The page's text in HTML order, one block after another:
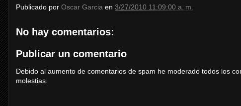
Publicado por Oscar Garcia en 3/27/2010 11:09:00 a. m.
No hay comentarios:
Publicar un comentario
Debido al aumento de comentarios de spam he moderado todos los
molestias.